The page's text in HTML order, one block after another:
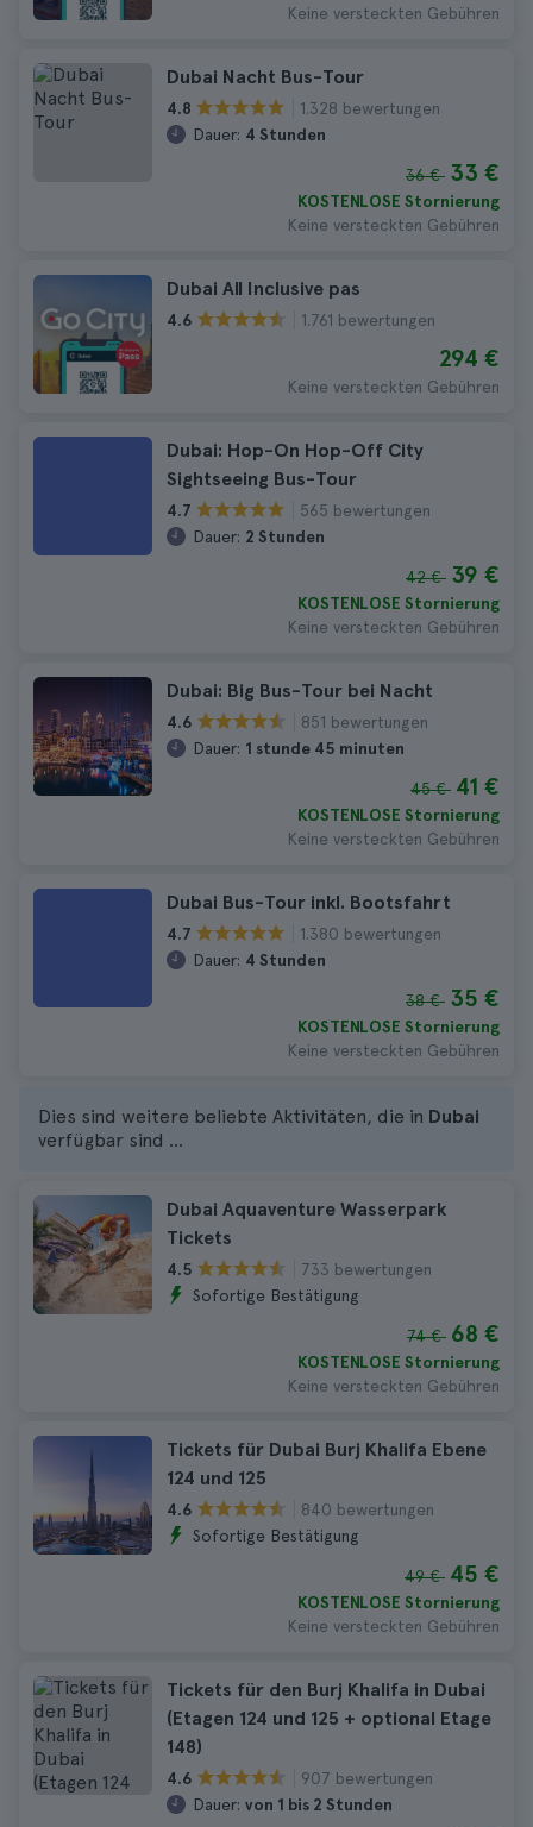
Keine versteckten Gebühren
Dubai Nacht Bus-Tour
4.8
1.328 bewertungen
Dauer: 4 Stunden
36 € 33 €
KOSTENLOSE Stornierung
Keine versteckten Gebühren
Dubai All Inclusive pas
4.6 1.761 bewertungen
294 €
Keine versteckten Gebühren
Dubai: Hop-On Hop-Off City
Sightseeing Bus-Tour
4.7
565 bewertungen
Dauer: 2 Stunden
42 € 39 €
KOSTENLOSE Stornierung
Keine versteckten Gebühren
Dubai: Big Bus-Tour bei Nacht
4.6
851 bewertungen
Dauer: 1 stunde 45 minuten
45 € 41 €
KOSTENLOSE Stornierung
Keine versteckten Gebühren
Dubai Bus-Tour inkl. Bootsfahrt
4.7
1.380 bewertungen
Dauer: 4 Stunden
38 € 35 €
KOSTENLOSE Stornierung
Keine versteckten Gebühren
Dies sind weitere beliebte Aktivitäten, die in Dubai
verfügbar sind ...
Dubai Aquaventure Wasserpark
Tickets
4.5
733 bewertungen
Sofortige Bestätigung
74 € 68 €
KOSTENLOSE Stornierung
Keine versteckten Gebühren
Tickets für Dubai Burj Khalifa Ebene
124 und 125
4.6
840 bewertungen
Sofortige Bestätigung
49 € 45 €
KOSTENLOSE Stornierung
Keine versteckten Gebühren
Tickets für den Burj Khalifa in Dubai
(Etagen 124 und 125 + optional Etage
148)
4.6
907 bewertungen
Dauer: von 1 bis 2 Stunden